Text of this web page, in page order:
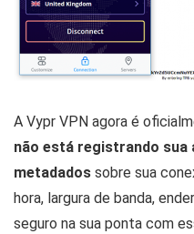
A Vypr VPN agora é
não está registrando sua
metadados sobre sua
hora, largura de banda,
seguro na sua ponta com